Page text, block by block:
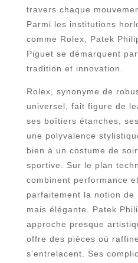
travers chaque
Parmi les institutions
comme Rolex, Patek
Piguet se démarquent
tradition et innovation.
Rolex, synonyme de
universel, fait figure de
ses boîtiers étanches,
une polyvalence
bien à un costume de
sportive. Sur le plan
combinent performance
parfaitement la notion de
mais élégante. Patek
approche presque
offre des pièces où
s’entrelacent. Ses